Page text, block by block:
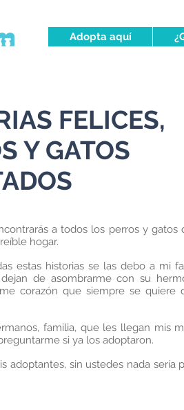
Adopta aquí
FELICES,
Y GATOS
a todos los perros y
hogar.
estas historias se las debo a mi
de asombrarme con su
corazón que siempre se
familia, que les llegan mis
si ya los adoptaron.
adoptantes, sin ustedes nada sería